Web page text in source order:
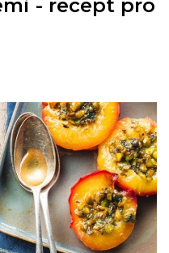
- recept pro